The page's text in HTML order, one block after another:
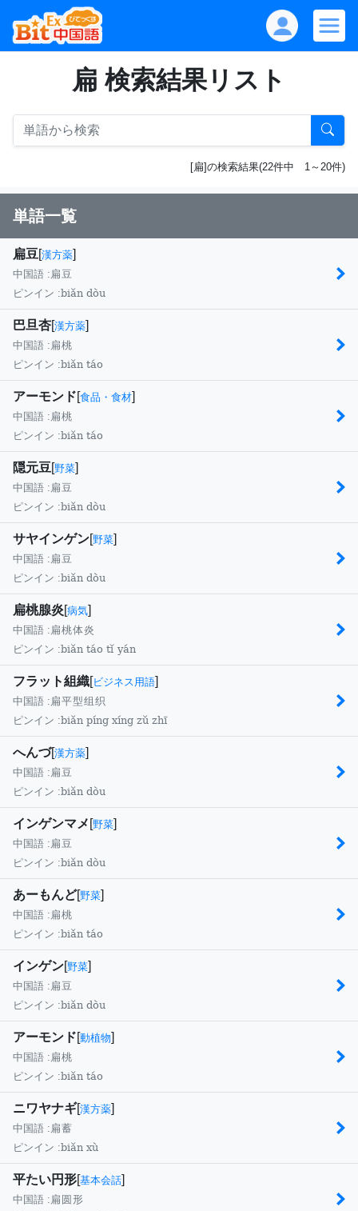
扁 検索結果リスト
[扁]の検索結果(22件中 1～20件)
単語一覧
扁豆[漢方薬]
中国語 : 扁豆
ピンイン :biǎn dòu
巴旦杏[漢方薬]
中国語 : 扁桃
ピンイン :biǎn táo
アーモンド[食品・食材]
中国語 : 扁桃
ピンイン :biǎn táo
隠元豆[野菜]
中国語 : 扁豆
ピンイン :biǎn dòu
サヤインゲン[野菜]
中国語 : 扁豆
ピンイン :biǎn dòu
扁桃腺炎[病気]
中国語 : 扁桃体炎
ピンイン :biǎn táo tǐ yán
フラット組織[ビジネス用語]
中国語 : 扁平型组织
ピンイン :biǎn píng xíng zǔ zhī
へんづ[漢方薬]
中国語 : 扁豆
ピンイン :biǎn dòu
インゲンマメ [野菜]
中国語 : 扁豆
ピンイン :biǎn dòu
あーもんど[野菜]
中国語 : 扁桃
ピンイン :biǎn táo
インゲン[野菜]
中国語 : 扁豆
ピンイン :biǎn dòu
アーモンド[動植物]
中国語 : 扁桃
ピンイン :biǎn táo
ニワヤナギ[漢方薬]
中国語 : 扁蓄
ピンイン :biǎn xù
平たい円形[基本会話]
中国語 : 扁圆形